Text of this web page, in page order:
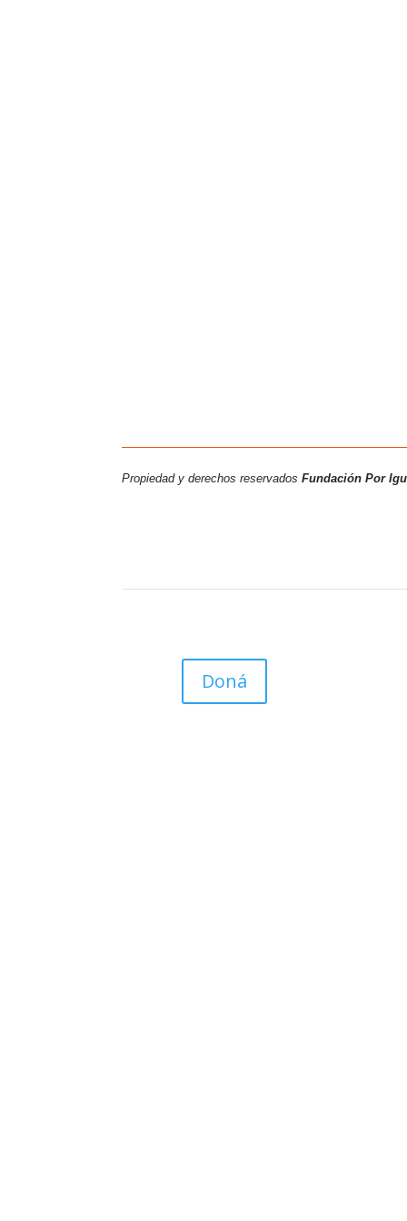
Propiedad y derechos reservadosFundación Por
Doná